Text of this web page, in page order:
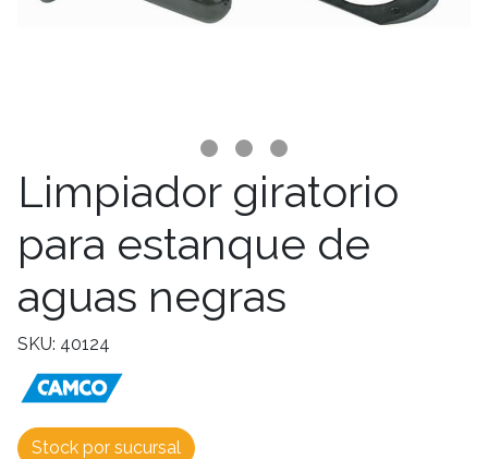
Limpiador giratorio
para estanque de
aguas negras
SKU: 40124
Stock por sucursal